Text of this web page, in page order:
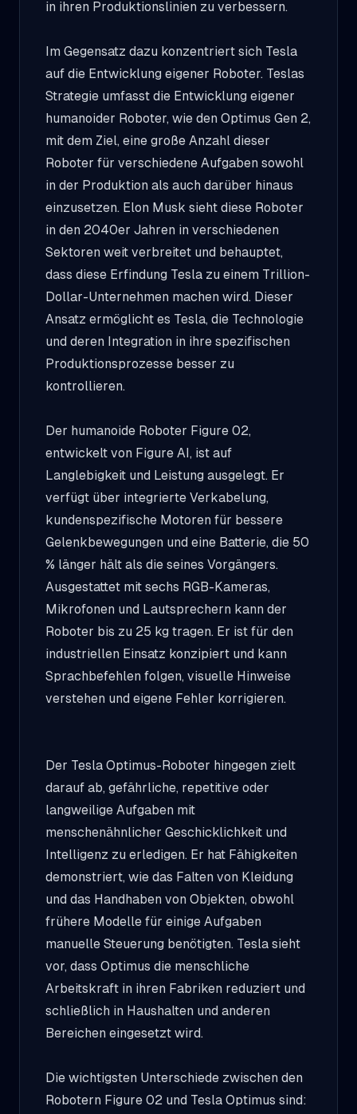
in ihren Produktionslinien zu verbessern.
Im Gegensatz dazu konzentriert sich Tesla
auf die Entwicklung eigener Roboter. Teslas
Strategie umfasst die Entwicklung eigener
humanoider Roboter, wie den Optimus Gen 2,
mit dem Ziel, eine große Anzahl dieser
Roboter für verschiedene Aufgaben sowohl
in der Produktion als auch darüber hinaus
einzusetzen. Elon Musk sieht diese Roboter
in den 2040er Jahren in verschiedenen
Sektoren weit verbreitet und behauptet,
dass diese Erfindung Tesla zu einem Trillion-
Dollar-Unternehmen machen wird. Dieser
Ansatz ermöglicht es Tesla, die Technologie
und deren Integration in ihre spezifischen
Produktionsprozesse besser zu
kontrollieren.
Der humanoide Roboter Figure 02,
entwickelt von Figure AI, ist auf
Langlebigkeit und Leistung ausgelegt. Er
verfügt über integrierte Verkabelung,
kundenspezifische Motoren für bessere
Gelenkbewegungen und eine Batterie, die 50
% länger hält als die seines Vorgängers.
Ausgestattet mit sechs RGB-Kameras,
Mikrofonen und Lautsprechern kann der
Roboter bis zu 25 kg tragen. Er ist für den
industriellen Einsatz konzipiert und kann
Sprachbefehlen folgen, visuelle Hinweise
verstehen und eigene Fehler korrigieren.
Der Tesla Optimus-Roboter hingegen zielt
darauf ab, gefährliche, repetitive oder
langweilige Aufgaben mit
menschenähnlicher Geschicklichkeit und
Intelligenz zu erledigen. Er hat Fähigkeiten
demonstriert, wie das Falten von Kleidung
und das Handhaben von Objekten, obwohl
frühere Modelle für einige Aufgaben
manuelle Steuerung benötigten. Tesla sieht
vor, dass Optimus die menschliche
Arbeitskraft in ihren Fabriken reduziert und
schließlich in Haushalten und anderen
Bereichen eingesetzt wird.
Die wichtigsten Unterschiede zwischen den
Robotern Figure 02 und Tesla Optimus sind: